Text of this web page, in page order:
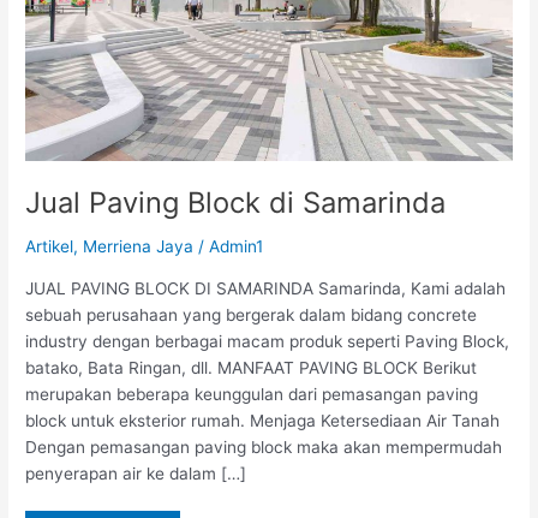
Jual Paving Block di Samarinda
Artikel, Merriena Jaya /Admin1
JUAL PAVING BLOCK DI SAMARINDA Samarinda, Kami adalah
sebuah perusahaan yang bergerak dalam bidang concrete
industry dengan berbagai macam produk seperti Paving Block,
batako, Bata Ringan, dll. MANFAAT PAVING BLOCK Berikut
merupakan beberapa keunggulan dari pemasangan paving
block untuk eksterior rumah. Menjaga Ketersediaan Air Tanah
Dengan pemasangan paving block maka akan mempermudah
penyerapan air ke dalam […]